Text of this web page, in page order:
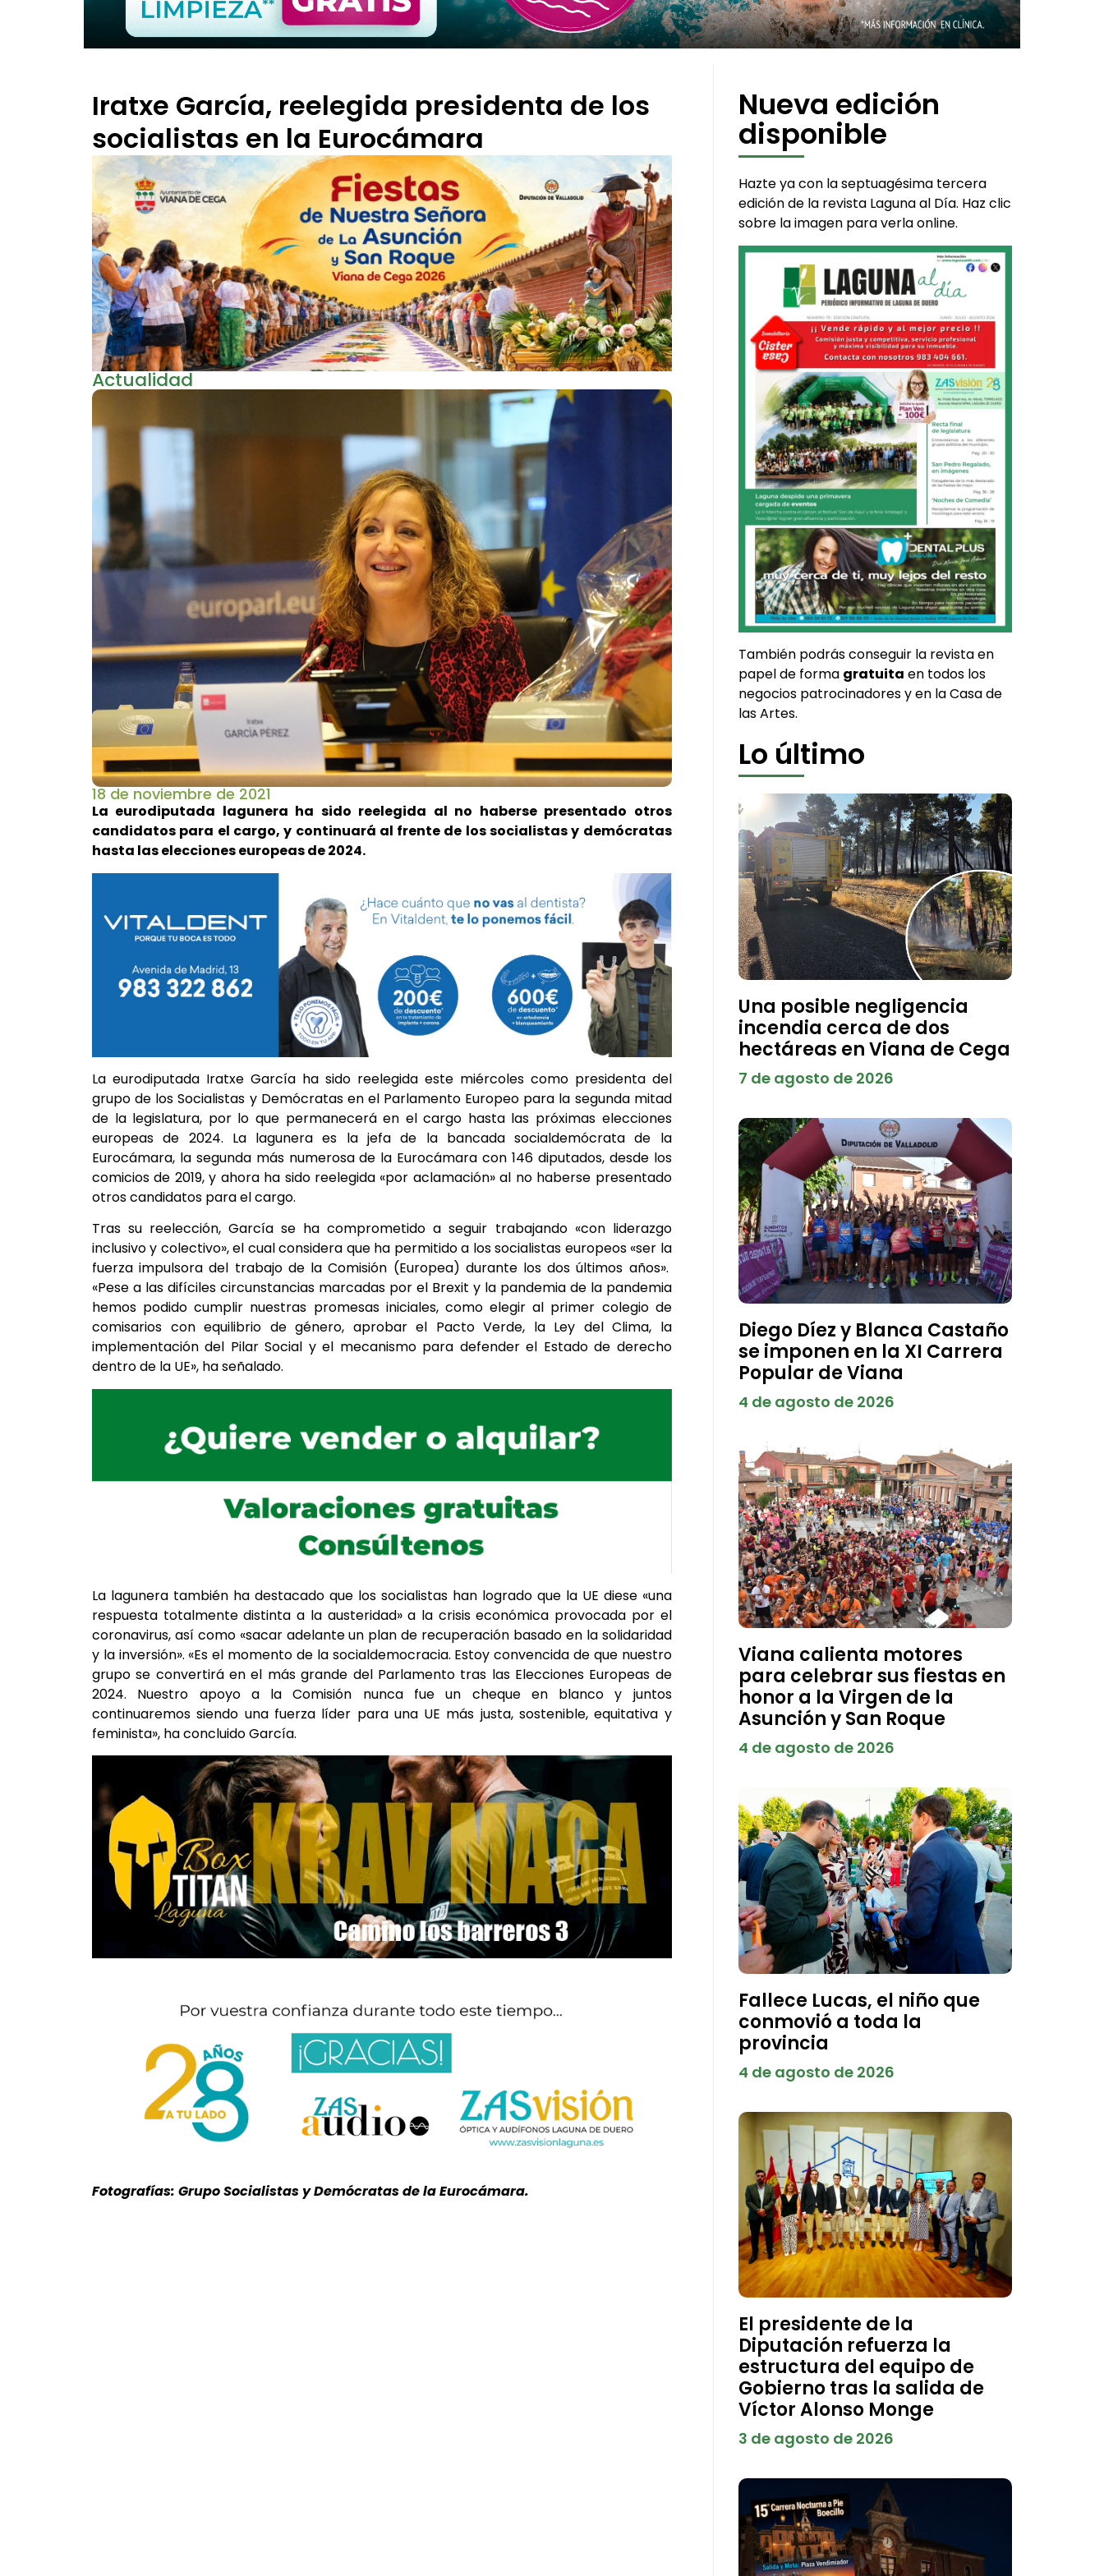
Iratxe García, reelegida presidenta de los
socialistas en la Eurocámara
Actualidad
18 de noviembre de 2021
La eurodiputada lagunera ha sido reelegida al no haberse presentado otros
candidatos para el cargo, y continuará al frente de los socialistas y demócratas
hasta las elecciones europeas de 2024.
La eurodiputada Iratxe García ha sido reelegida este miércoles como presidenta del
grupo de los Socialistas y Demócratas en el Parlamento Europeo para la segunda mitad
de la legislatura, por lo que permanecerá en el cargo hasta las próximas elecciones
europeas de 2024. La lagunera es la jefa de la bancada socialdemócrata de la
Eurocámara, la segunda más numerosa de la Eurocámara con 146 diputados, desde los
comicios de 2019, y ahora ha sido reelegida «por aclamación» al no haberse presentado
otros candidatos para el cargo.
Tras su reelección, García se ha comprometido a seguir trabajando «con liderazgo
inclusivo y colectivo», el cual considera que ha permitido a los socialistas europeos «ser la
fuerza impulsora del trabajo de la Comisión (Europea) durante los dos últimos años».
«Pese a las difíciles circunstancias marcadas por el Brexit y la pandemia de la pandemia
hemos podido cumplir nuestras promesas iniciales, como elegir al primer colegio de
comisarios con equilibrio de género, aprobar el Pacto Verde, la Ley del Clima, la
implementación del Pilar Social y el mecanismo para defender el Estado de derecho
dentro de la UE», ha señalado.
La lagunera también ha destacado que los socialistas han logrado que la UE diese «una
respuesta totalmente distinta a la austeridad» a la crisis económica provocada por el
coronavirus, así como «sacar adelante un plan de recuperación basado en la solidaridad
y la inversión». «Es el momento de la socialdemocracia. Estoy convencida de que nuestro
grupo se convertirá en el más grande del Parlamento tras las Elecciones Europeas de
2024. Nuestro apoyo a la Comisión nunca fue un cheque en blanco y juntos
continuaremos siendo una fuerza líder para una UE más justa, sostenible, equitativa y
feminista», ha concluido García.
Fotografías: Grupo Socialistas y Demócratas de la Eurocámara.
Nueva edición
disponible
Hazte ya con la septuagésima tercera
edición de la revista Laguna al Día. Haz clic
sobre la imagen para verla online.
También podrás conseguir la revista en
papel de forma gratuita en todos los
negocios patrocinadores y en la Casa de
las Artes.
Lo último
Una posible negligencia
incendia cerca de dos
hectáreas en Viana de Cega
7 de agosto de 2026
Diego Díez y Blanca Castaño
se imponen en la XI Carrera
Popular de Viana
4 de agosto de 2026
Viana calienta motores
para celebrar sus fiestas en
honor a la Virgen de la
Asunción y San Roque
4 de agosto de 2026
Fallece Lucas, el niño que
conmovió a toda la
provincia
4 de agosto de 2026
El presidente de la
Diputación refuerza la
estructura del equipo de
Gobierno tras la salida de
Víctor Alonso Monge
3 de agosto de 2026